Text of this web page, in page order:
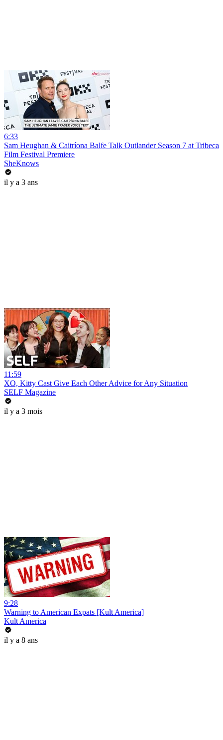
6:33
Sam Heughan & Caitríona Balfe Talk Outlander Season 7 at Tribeca
Film Festival Premiere
SheKnows
il y a 3 ans
11:59
XO, Kitty Cast Give Each Other Advice for Any Situation
SELF Magazine
il y a 3 mois
9:28
Warning to American Expats [Kult America]
Kult America
il y a 8 ans